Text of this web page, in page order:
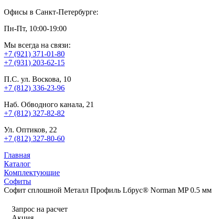
Офисы в Санкт-Петербурге:
Пн-Пт, 10:00-19:00
Мы всегда на связи:
+7 (921) 371-01-80
+7 (931) 203-62-15
П.С. ул. Воскова, 10
+7 (812) 336-23-96
Наб. Обводного канала, 21
+7 (812) 327-82-82
Ул. Оптиков, 22
+7 (812) 327-80-60
Главная
Каталог
Комплектующие
Софиты
Софит сплошной Металл Профиль Lбрус® Norman MP 0.5 мм
Запрос на расчет